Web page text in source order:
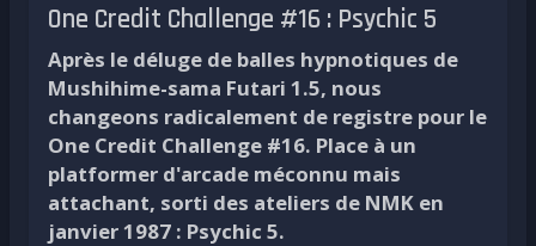
One Credit Challenge #16 : Psychic 5
Après le déluge de balles hypnotiques de
Mushihime-sama Futari 1.5, nous
changeons radicalement de registre pour le
One Credit Challenge #16. Place à un
platformer d'arcade méconnu mais
attachant, sorti des ateliers de NMK en
janvier 1987 : Psychic 5.